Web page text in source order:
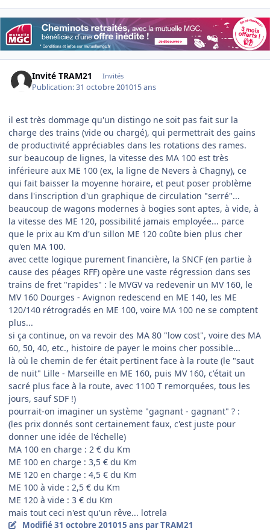
Invité TRAM21 Invités
Publication:31 octobre 201015 ans
il est très dommage qu'un distingo ne soit pas fait sur la
charge des trains (vide ou chargé), qui permettrait des gains
de productivité appréciables dans les rotations des rames.
sur beaucoup de lignes, la vitesse des MA 100 est très
inférieure aux ME 100 (ex, la ligne de Nevers à Chagny), ce
qui fait baisser la moyenne horaire, et peut poser problème
dans l'inscription d'un graphique de circulation "serré"...
beaucoup de wagons modernes à bogies sont aptes, à vide, à
la vitesse des ME 120, possibilité jamais employée... parce
que le prix au Km d'un sillon ME 120 coûte bien plus cher
qu'en MA 100.
avec cette logique purement financière, la SNCF (en partie à
cause des péages RFF) opère une vaste régression dans ses
trains de fret "rapides" : le MVGV va redevenir un MV 160, le
MV 160 Dourges - Avignon redescend en ME 140, les ME
120/140 rétrogradés en ME 100, voire MA 100 ne se comptent
plus...
si ça continue, on va revoir des MA 80 "low cost", voire des MA
60, 50, 40, etc., histoire de payer le moins cher possible...
là où le chemin de fer était pertinent face à la route (le "saut
de nuit" Lille - Marseille en ME 160, puis MV 160, c'était un
sacré plus face à la route, avec 1100 T remorquées, tous les
jours, sauf SDF !)
pourrait-on imaginer un système "gagnant - gagnant" ? :
(les prix donnés sont certainement faux, c'est juste pour
donner une idée de l'échelle)
MA 100 en charge : 2 € du Km
ME 100 en charge : 3,5 € du Km
ME 120 en charge : 4,5 € du Km
ME 100 à vide : 2,5 € du Km
ME 120 à vide : 3 € du Km
mais tout ceci n'est qu'un rêve... lotrela
Modifié31 octobre 201015 ans par TRAM21